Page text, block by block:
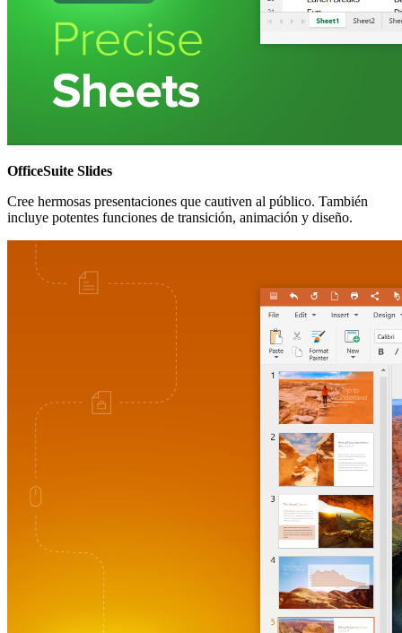
OfficeSuite Slides
Cree hermosas presentaciones que cautiven al público. También
incluye potentes funciones de transición, animación y diseño.